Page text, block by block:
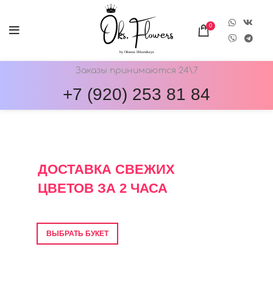
0
Заказы принимаются 24\7
+7 (920) 253 81 84
ДОСТАВКА СВЕЖИХ
ЦВЕТОВ ЗА 2 ЧАСА
ВЫБРАТЬ БУКЕТ